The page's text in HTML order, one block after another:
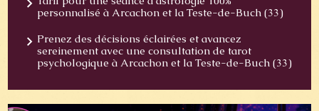
personnalisé à Arcachon et la Teste-de-Buch (33)
Prenez des décisions éclairées et avancez
sereinement avec une consultation de tarot
psychologique à Arcachon et la Teste-de-Buch (33)